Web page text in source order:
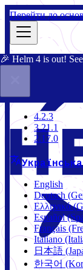
Перейти до
🎉 Helm 4 is out!
4.2.3
4.2.3
3.21.1
2.17.0
English
Deutsch
Ελληνικά
Español
Français
Italiano
日本語
한국어